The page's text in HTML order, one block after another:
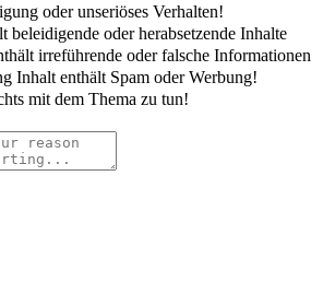
oder unseriöses Verhalten!
beleidigende oder herabsetzende Inhalte
irreführende oder falsche Informationen
Inhalt enthält Spam oder Werbung!
mit dem Thema zu tun!